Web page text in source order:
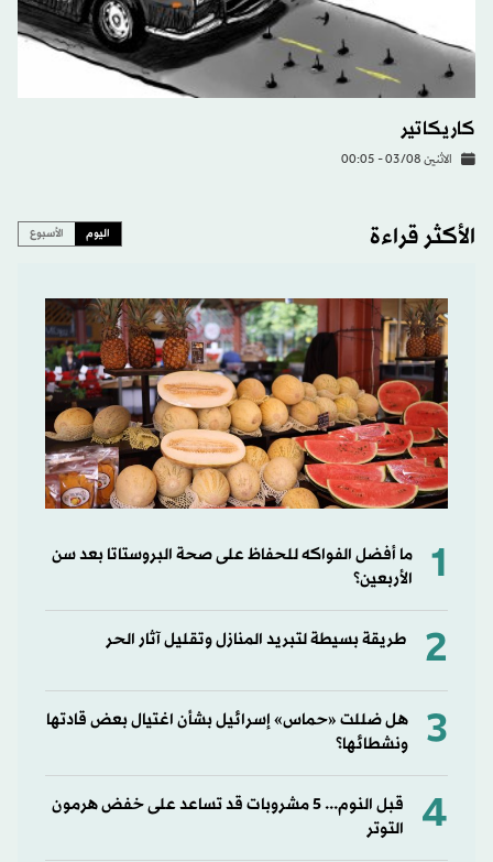
كاريكاتير
الاثنين 03/08 - 00:05
الأكثر قراءة اليوم الأسبوع
1
ما أفضل الفواكه للحفاظ على صحة البروستاتا بعد سن
الأربعين؟
2 طريقة بسيطة لتبريد المنازل وتقليل آثار الحر
3
هل ضللت «حماس» إسرائيل بشأن اغتيال بعض قادتها
ونشطائها؟
4
قبل النوم... 5 مشروبات قد تساعد على خفض هرمون
التوتر